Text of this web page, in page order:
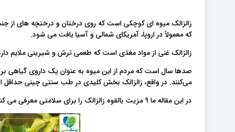
که معمولاً در اروپا، آمریکای شمالی و آسیا یافت می شود.
زالزالک غنی از مواد مغذی است که طعمی ترش و شیرینی ملایم
صدها سال است که مردم از این میوه به عنوان یک داروی گیاهی
می‌کنند. در واقع، زالزالک بخش کلیدی در طب سنتی چینی حداقل از سال 659 پس از میلاد
در این مقاله ما 9 مزیت بالقوه زالزالک را برای سلامتی معرفی می کنیم پس با ما همراه باشید.